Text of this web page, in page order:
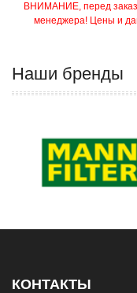
ВНИМАНИЕ, перед
менеджера! Цены и
Наши бренды
КОНТАКТЫ